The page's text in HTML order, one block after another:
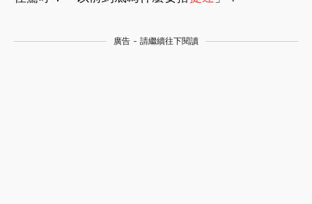
廣告 - 請繼續往下閱讀